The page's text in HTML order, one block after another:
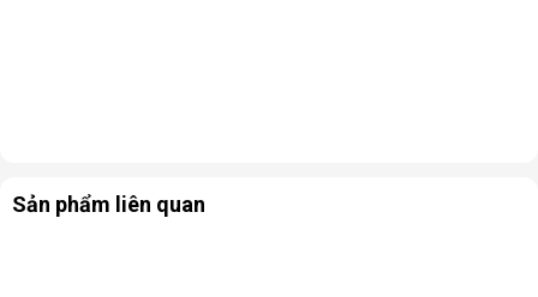
Sản phẩm liên quan